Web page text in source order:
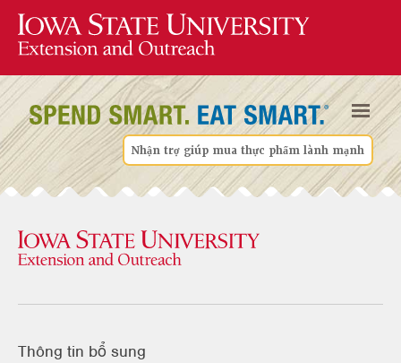
Nhận trợ giúp mua thực phẩm lành mạnh
Thông tin bổ sung